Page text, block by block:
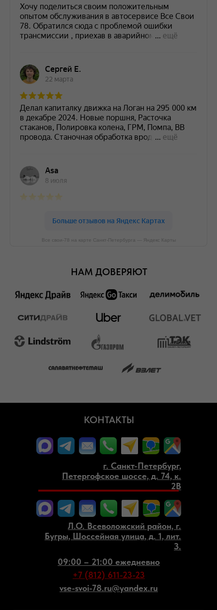
Все свои-78 на карте Санкт‑Петербурга — Яндекс Карты
НАМ ДОВЕРЯЮТ
Л.О. Всеволожский район, г.
Бугры, Шоссейная улица, д. 1, лит.
З.
г. Санкт-Петербург,
Петергофское шоссе, д. 74, к.
2В
09:00 – 21:00 ежедневно
+7 (812) 611-23-23
vse-svoi-78.ru@yandex.ru
КОНТАКТЫ